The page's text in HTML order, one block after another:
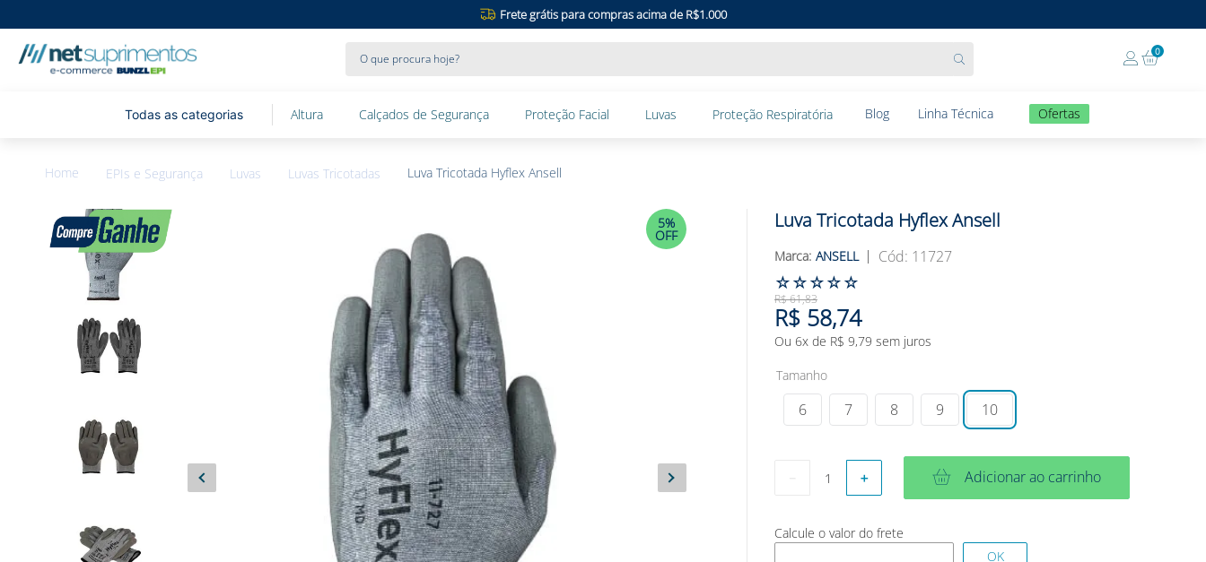
Frete grátis para compras acima de R$1.000
0
Altura Calçados de Segurança Proteção Facial Luvas Proteção Respiratória Blog Linha Técnica Ofertas
EPIs e Segurança Luvas Luvas Tricotadas Luva Tricotada Hyflex Ansell
5%
OFF
Luva Tricotada Hyflex Ansell
ANSELL : 11727
☆☆☆☆☆
R$61,83
R$ 58,74
Ou 6x de R$ 9,79 sem juros
Tamanho
6 7 8 9 10
＋ Adicionar ao carrinho